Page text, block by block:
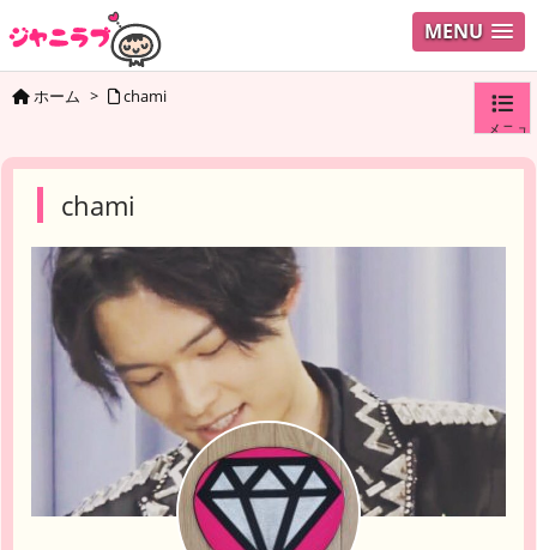
MENU
メニュ
ホーム > chami
chami